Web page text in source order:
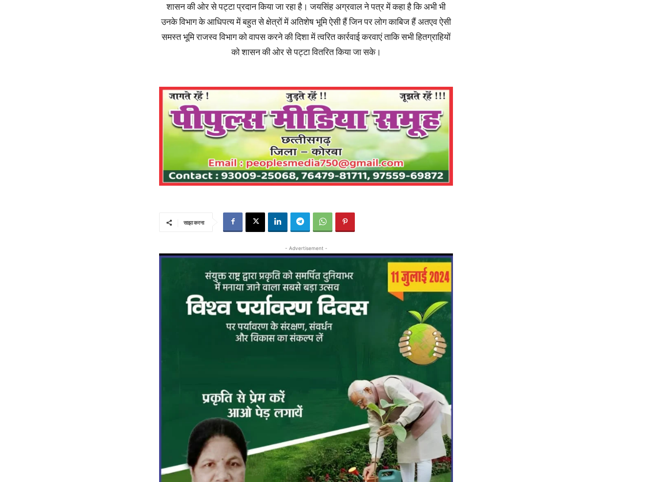
शासन की ओर से पट्टा प्रदान किया जा रहा है। जयसिंह अग्रवाल ने पत्र में कहा है कि अभी भी
उनके विभाग के आधिपत्य में बहुत से क्षेत्रों में अतिशेष भूमि ऐसी हैं जिन पर लोग काबिज हैं अतएव ऐसी
समस्त भूमि राजस्व विभाग को वापस करने की दिशा में त्वरित कार्रवाई करवाएं ताकि सभी हितग्राहियों
को शासन की ओर से पट्टा वितरित किया जा सके।
साझा करना
- Advertisement -